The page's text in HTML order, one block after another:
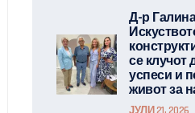
Д-р
се клучот
успеси и
живот за